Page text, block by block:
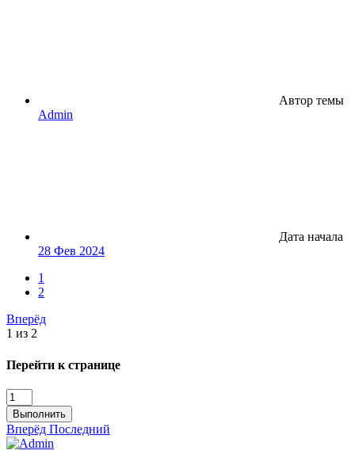
Автор темы
Admin
Дата начала
28 Фев 2024
1
2
Вперёд
1 из 2
Перейти к странице
Выполнить
Вперёд Последний